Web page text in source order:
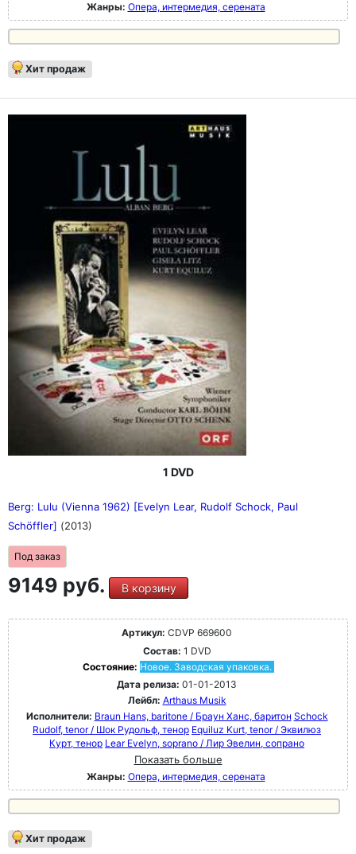
Жанры: Опера, интермедия, серената
Хит продаж
1 DVD
Berg: Lulu (Vienna 1962) [Evelyn Lear, Rudolf Schock, Paul
Schöffler] (2013)
Под заказ
9149 руб. В корзину
Артикул: CDVP 669600
Состав: 1 DVD
Состояние: Новое. Заводская упаковка.
Дата релиза: 01-01-2013
Лейбл: Arthaus Musik
Исполнители: Braun Hans, baritone / Браун Ханс, баритон Schock
Rudolf, tenor / Шок Рудольф, тенор Equiluz Kurt, tenor / Эквилюз
Курт, тенор Lear Evelyn, soprano / Лир Эвелин, сопрано
Показать больше
Жанры: Опера, интермедия, серената
Хит продаж